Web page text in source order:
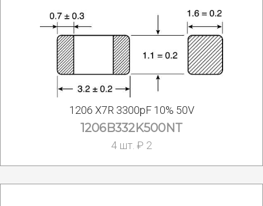
1206 X7R 3300pF 10% 50V
1206B332K500NT
4 шт. ₽ 2